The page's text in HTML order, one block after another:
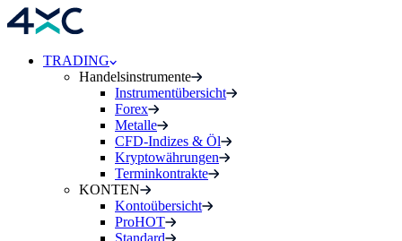
TRADING
Handelsinstrumente
Instrumentübersicht
Forex
Metalle
CFD-Indizes & Öl
Kryptowährungen
Terminkontrakte
KONTEN
Kontoübersicht
ProHOT
Standard